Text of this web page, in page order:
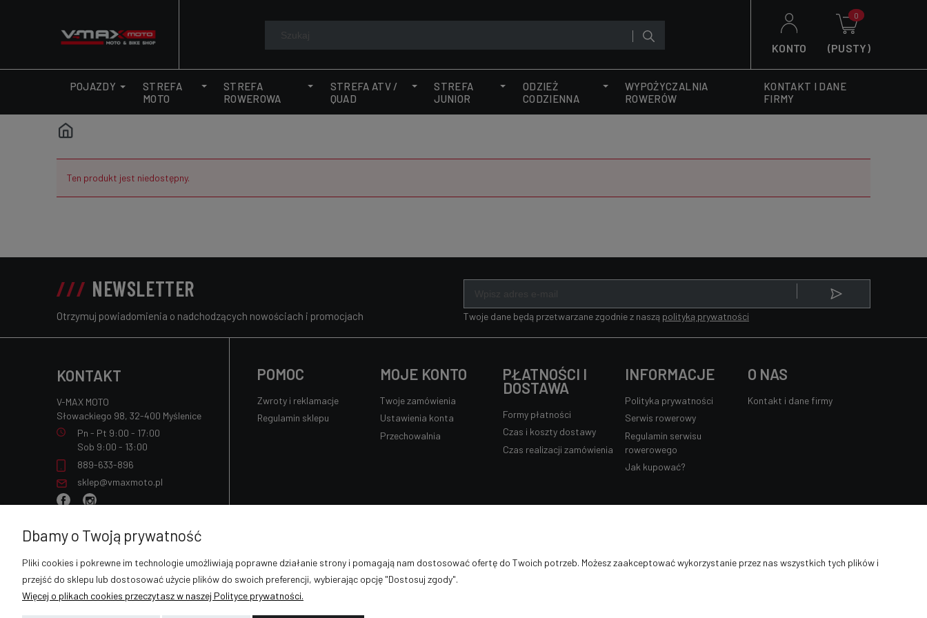
KONTO (PUSTY)
POJAZDY
STREFA
MOTO
STREFA
ROWEROWA
STREFA ATV /
QUAD
STREFA
JUNIOR
ODZIEŻ
CODZIENNA
WYPOŻYCZALNIA
ROWERÓW
KONTAKT I DANE
FIRMY
Ten produkt jest niedostępny.
NEWSLETTER
Otrzymuj powiadomienia o nadchodzących nowościach i promocjach Twoje dane będą przetwarzane zgodnie z naszą polityką prywatności
KONTAKT
V-MAX MOTO
Słowackiego 98, 32-400 Myślenice
Pn - Pt 9:00 - 17:00
Sob 9:00 - 13:00
889-633-896
sklep@vmaxmoto.pl
POMOC
Zwroty i reklamacje
Regulamin sklepu
MOJE KONTO
Twoje zamówienia
Ustawienia konta
Przechowalnia
PŁATNOŚCI I
DOSTAWA
Formy płatności
Czas i koszty dostawy
Czas realizacji zamówienia
INFORMACJE
Polityka prywatności
Serwis rowerowy
Regulamin serwisu
rowerowego
Jak kupować?
O NAS
Kontakt i dane firmy
Dbamy o Twoją prywatność
Pliki cookies i pokrewne im technologie umożliwiają poprawne działanie strony i pomagają nam dostosować ofertę do Twoich potrzeb. Możesz zaakceptować wykorzystanie przez nas wszystkich tych plików i
przejść do sklepu lub dostosować użycie plików do swoich preferencji, wybierając opcję "Dostosuj zgody".
Więcej o plikach cookies przeczytasz w naszej Polityce prywatności.